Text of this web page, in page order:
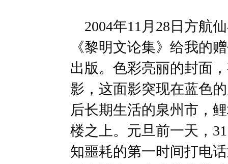
2004年11月28日方航
《黎明文论集》给我的
出版。色彩亮丽的封面
影，这面影突现在蓝色
后长期生活的泉州市，
楼之上。元旦前一天，
知噩耗的第一时间打电